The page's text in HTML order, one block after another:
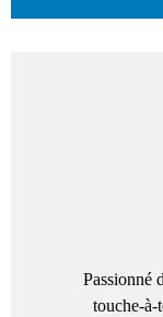
Passionné
touche-à-